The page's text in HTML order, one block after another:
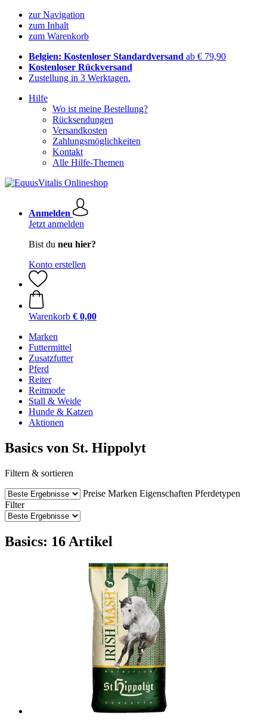
zur Navigation
zum Inhalt
zum Warenkorb
Belgien: Kostenloser Standardversand ab € 79,90
Kostenloser Rückversand
Zustellung in 3 Werktagen.
Hilfe
Wo ist meine Bestellung?
Rücksendungen
Versandkosten
Zahlungsmöglichkeiten
Kontakt
Alle Hilfe-Themen
Anmelden
Jetzt anmelden
Bist du neu hier?
Konto erstellen
Warenkorb € 0,00
Marken
Futtermittel
Zusatzfutter
Pferd
Reiter
Reitmode
Stall & Weide
Hunde & Katzen
Aktionen
Basics von St. Hippolyt
Filtern & sortieren
Preise Marken Eigenschaften Pferdetypen
Filter
Basics: 16 Artikel